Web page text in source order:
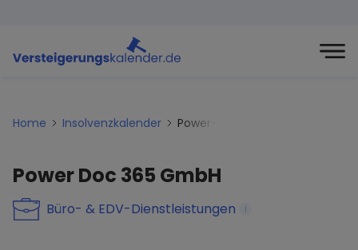
Home Insolvenzkalender Power-doc-365-gmbh
Power Doc 365 GmbH
Büro- & EDV-Dienstleistungen i